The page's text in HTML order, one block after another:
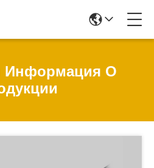
Информация О